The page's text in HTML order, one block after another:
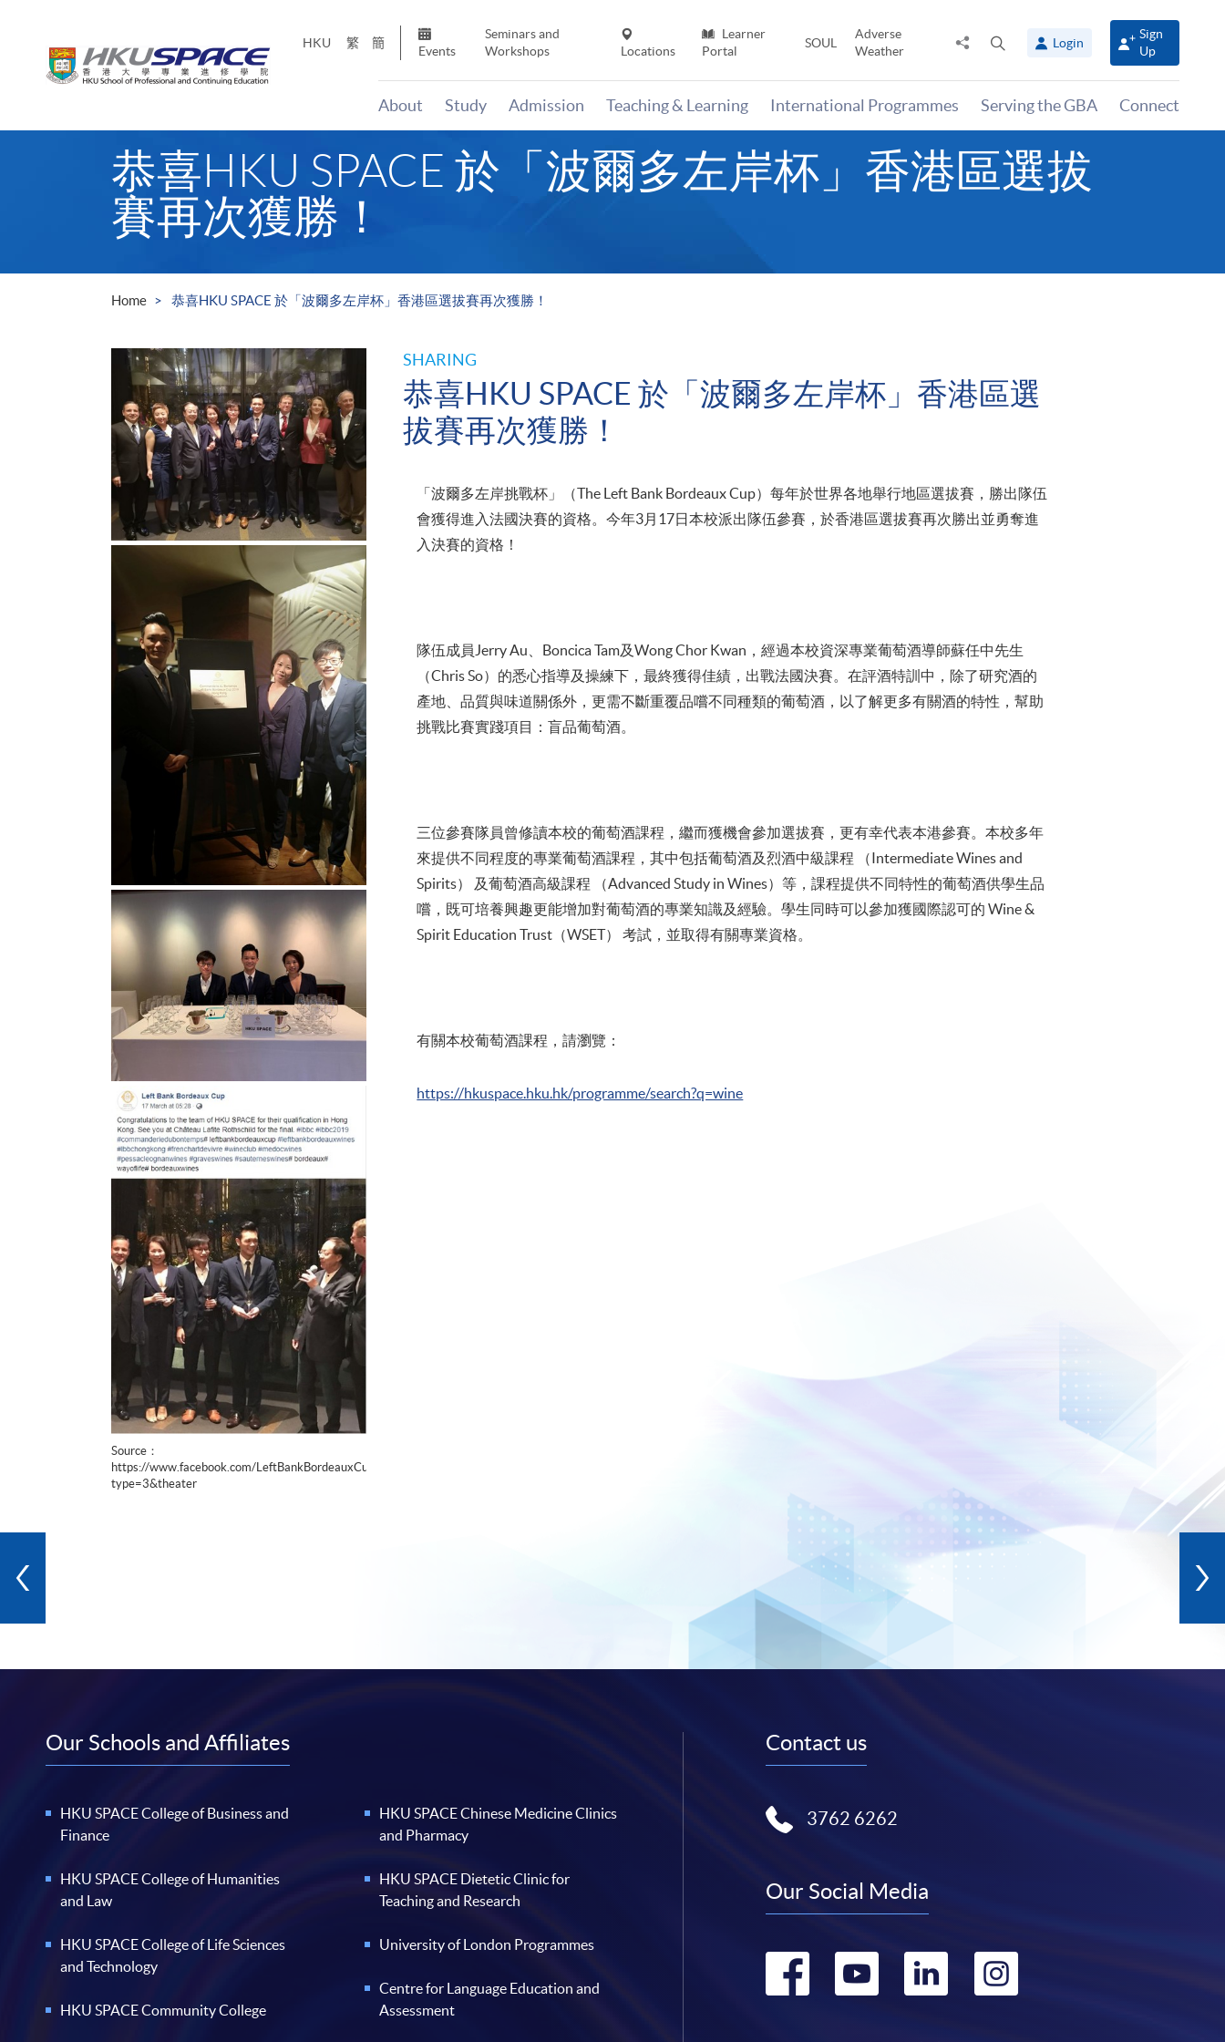
HKU 繁 簡
Events
Seminars and
Workshops
Locations
Learner
Portal
SOUL
Adverse
Weather
Share
panel
Login
Sign
Up
About Study Admission Teaching & Learning International Programmes Serving the GBA Connect
恭喜HKU SPACE 於「波爾多左岸杯」香港區選拔
賽再次獲勝！
Home 恭喜HKU SPACE 於「波爾多左岸杯」香港區選拔賽再次獲勝！
SHARING
恭喜HKU SPACE 於「波爾多左岸杯」香港區選
拔賽再次獲勝！
「波爾多左岸挑戰杯」（The Left Bank Bordeaux Cup）每年於世界各地舉行地區選拔賽，勝出隊伍
會獲得進入法國決賽的資格。今年3月17日本校派出隊伍參賽，於香港區選拔賽再次勝出並勇奪進
入決賽的資格！
隊伍成員Jerry Au、Boncica Tam及Wong Chor Kwan，經過本校資深專業葡萄酒導師蘇任中先生
（Chris So）的悉心指導及操練下，最終獲得佳績，出戰法國決賽。在評酒特訓中，除了研究酒的
產地、品質與味道關係外，更需不斷重覆品嚐不同種類的葡萄酒，以了解更多有關酒的特性，幫助
挑戰比賽實踐項目：盲品葡萄酒。
三位參賽隊員曾修讀本校的葡萄酒課程，繼而獲機會參加選拔賽，更有幸代表本港參賽。本校多年
來提供不同程度的專業葡萄酒課程，其中包括葡萄酒及烈酒中級課程 （Intermediate Wines and
Spirits） 及葡萄酒高級課程 （Advanced Study in Wines）等，課程提供不同特性的葡萄酒供學生品
嚐，既可培養興趣更能增加對葡萄酒的專業知識及經驗。學生同時可以參加獲國際認可的 Wine &
Spirit Education Trust（WSET） 考試，並取得有關專業資格。
有關本校葡萄酒課程，請瀏覽：
https://hkuspace.hku.hk/programme/search?q=wine
Source：
https://www.facebook.com/LeftBankBordeauxCup/photos/a.475738682530724/1890652064372705/?
type=3&theater
Our Schools and Affiliates
HKU SPACE College of Business and
Finance
HKU SPACE College of Humanities
and Law
HKU SPACE College of Life Sciences
and Technology
HKU SPACE Community College
HKU SPACE Chinese Medicine Clinics
and Pharmacy
HKU SPACE Dietetic Clinic for
Teaching and Research
University of London Programmes
Centre for Language Education and
Assessment
Contact us
3762 6262
Our Social Media
Go
Go
Go